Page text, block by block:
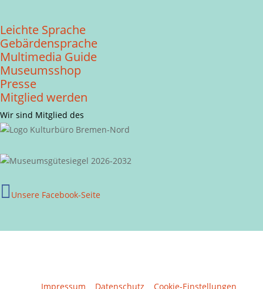
Leichte Sprache
Gebärdensprache
Multimedia Guide
Museumsshop
Presse
Mitglied werden
Wir sind Mitglied des
 Unsere Facebook-Seite
Impressum
Datenschutz |Cookie-Einstellungen